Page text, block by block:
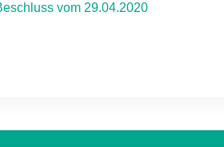
vom 29.04.2020